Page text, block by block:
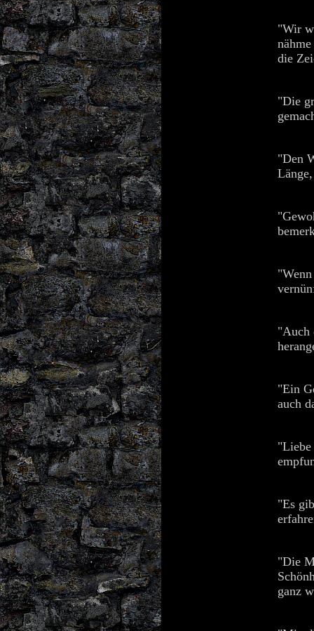
"Wir
die
"Die
"Den
"Auch
"Ein
auch
"Liebe
"Es
"Die
ganz